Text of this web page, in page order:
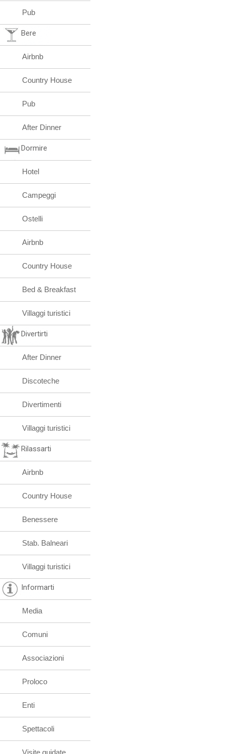
Pub
Bere
Airbnb
Country House
Pub
After Dinner
Dormire
Hotel
Campeggi
Ostelli
Airbnb
Country House
Bed & Breakfast
Villaggi turistici
Divertirti
After Dinner
Discoteche
Divertimenti
Villaggi turistici
Rilassarti
Airbnb
Country House
Benessere
Stab. Balneari
Villaggi turistici
Informarti
Media
Comuni
Associazioni
Proloco
Enti
Spettacoli
Visite guidate